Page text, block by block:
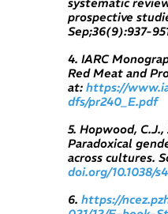
prospective
Sep;36(9):937-
4. IARC
Red Meat and
at: https://
dfs/pr240_E.pdf
5. Hopwood,
Paradoxical
across cultures.
doi.org/10.1038/
6. https://